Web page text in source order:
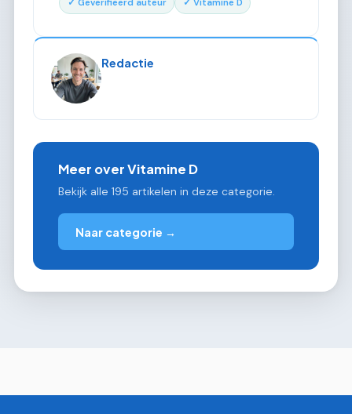
✓ Geverifieerd auteur ✓ Vitamine D
Redactie
Meer over Vitamine D
Bekijk alle 195 artikelen in deze categorie.
Naar categorie →